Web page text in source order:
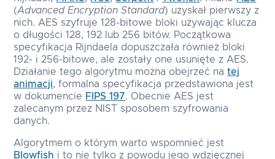
(Advanced Encryption Standard) uzyskał pierwszy z
nich. AES szyfruje 128-bitowe bloki używając klucza
o długości 128, 192 lub 256 bitów. Początkowa
specyfikacja Rijndaela dopuszczała również bloki
192- i 256-bitowe, ale zostały one usunięte z AES.
Działanie tego algorytmu można obejrzeć natej
animacji, formalna specyfikacja przedstawiona jest
w dokumencie FIPS 197. Obecnie AES jest
zalecanym przez NIST sposobem szyfrowania
danych.
Algorytmem o którym warto wspomnieć jest
Blowfish i to nie tylko z powodu jego wdzięcznej